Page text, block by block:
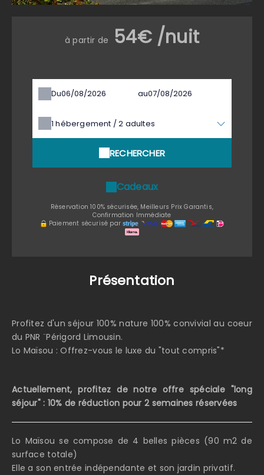
à partir de 54€ /nuit
Du au
1hébergement /2 adultes
RECHERCHER
Cadeaux
Réservation 100% sécurisée, Meilleurs Prix Garantis,
Confirmation Immédiate
Paiement sécurisé par
Présentation
Profitez d'un séjour 100% nature 100% convivial au coeur
du PNR ¨Périgord Limousin.
Lo Maïsou : Offrez-vous le luxe du "tout compris"*
Actuellement, profitez de notre offre spéciale "long
séjour" : 10% de réduction pour 2 semaines réservées
Lo Maïsou se compose de 4 belles pièces (90 m2 de
surface totale)
Elle a son entrée indépendante et son jardin privatif.